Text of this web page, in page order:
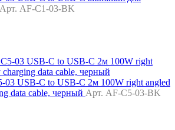
Арт. AF-C1-03-BK
03 USB-C to USB-C 2м 100W right angled
data cable, черный Арт. AF-C5-03-BK